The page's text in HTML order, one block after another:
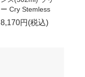
ー Cry Stemless
8,170円(税込)